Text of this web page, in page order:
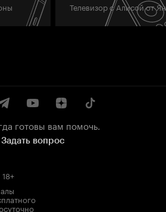
Телевизор с Алисой от
готовы вам помочь.
Задать вопрос
18+